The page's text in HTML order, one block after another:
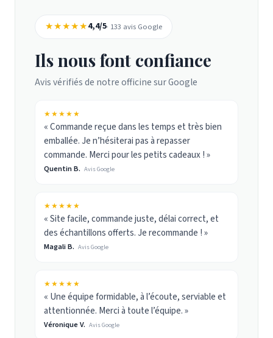
★★★★★4,4/5· 133 avis Google
Ils nous font confiance
Avis vérifiés de notre officine sur Google
★★★★★
« Commande reçue dans les temps et très bien
emballée. Je n’hésiterai pas à repasser
commande. Merci pour les petits cadeaux ! »
Quentin B. Avis Google
★★★★★
« Site facile, commande juste, délai correct, et
des échantillons offerts. Je recommande ! »
Magali B. Avis Google
★★★★★
« Une équipe formidable, à l’écoute, serviable et
attentionnée. Merci à toute l’équipe. »
Véronique V. Avis Google